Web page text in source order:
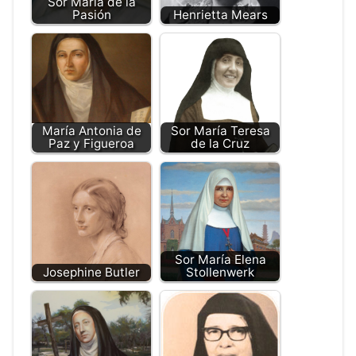
Pasión
Henrietta Mears
María Antonia de
Paz y Figueroa
Sor María Teresa
de la Cruz
Josephine Butler
Sor María Elena
Stollenwerk